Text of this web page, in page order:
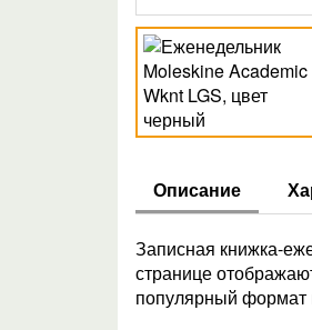
Описание
Записная книжка-
странице
популярный формат